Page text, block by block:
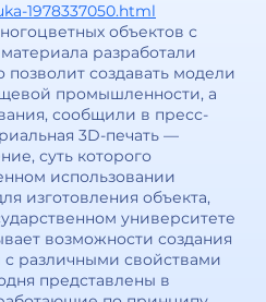
1978337050.html
объектов с
разработали
позволит создавать модели
промышленности, а
сообщили в пресс-
3D-печать —
суть которого
использовании
изготовления объекта,
университете
возможности создания
различными свойствами
представлены в